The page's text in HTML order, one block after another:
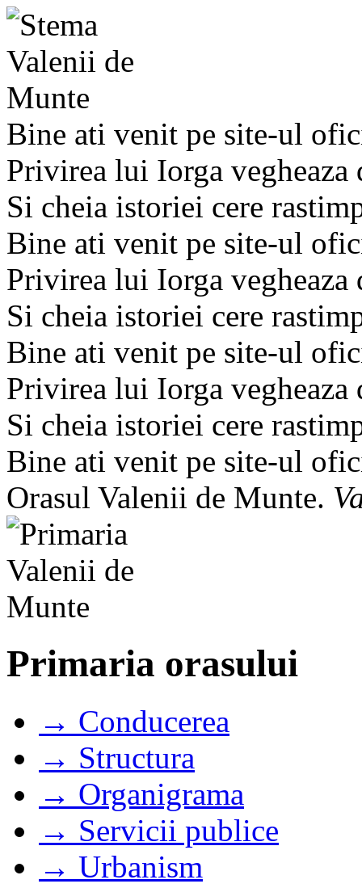
Bine ati venit pe site-ul
Privirea lui Iorga
Si cheia istoriei cere
Bine ati venit pe site-ul
Privirea lui Iorga
Si cheia istoriei cere
Bine ati venit pe site-ul
Privirea lui Iorga
Si cheia istoriei cere
Bine ati venit pe site-ul
Orasul Valenii de Munte.
Primaria orasului
→ Conducerea
→ Structura
→ Organigrama
→ Servicii publice
→ Urbanism